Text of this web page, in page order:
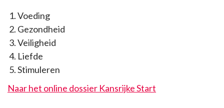
Voeding
Gezondheid
Veiligheid
Liefde
Stimuleren
Naar het online dossier Kansrijke Start